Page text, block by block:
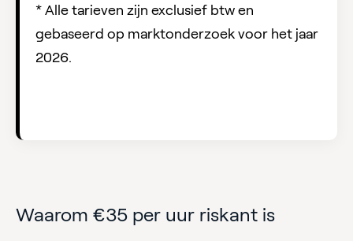
* Alle tarieven zijn exclusief btw en
gebaseerd op marktonderzoek voor het jaar
2026.
Waarom €35 per uur riskant is